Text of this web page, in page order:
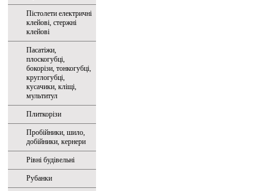
Пістолети електричні
клейові, стержні
клейові
Пасатіжи,
плоскогубці,
бокорізи, тонкогубці,
круглогубці,
кусачики, кліщі,
мультитул
Плиткорізи
Пробійники, шило,
добійники, кернери
Рівні будівельні
Рубанки